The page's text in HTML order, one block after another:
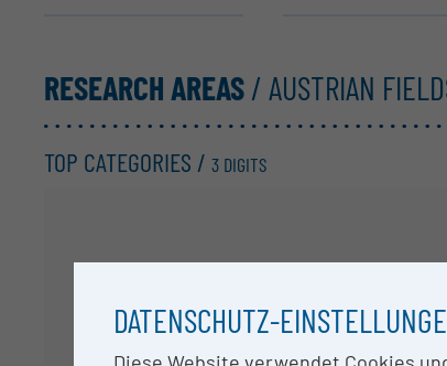
RESEARCH AREAS/ AUSTRIAN
TOP CATEGORIES /3 DIGITS
DATENSCHUTZ-
Diese Website verwendet Cookies